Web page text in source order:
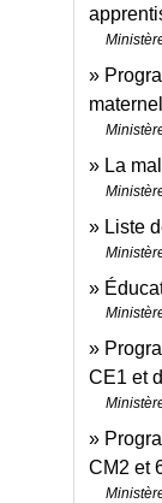
La
Liste
CE1 et
CM2 et